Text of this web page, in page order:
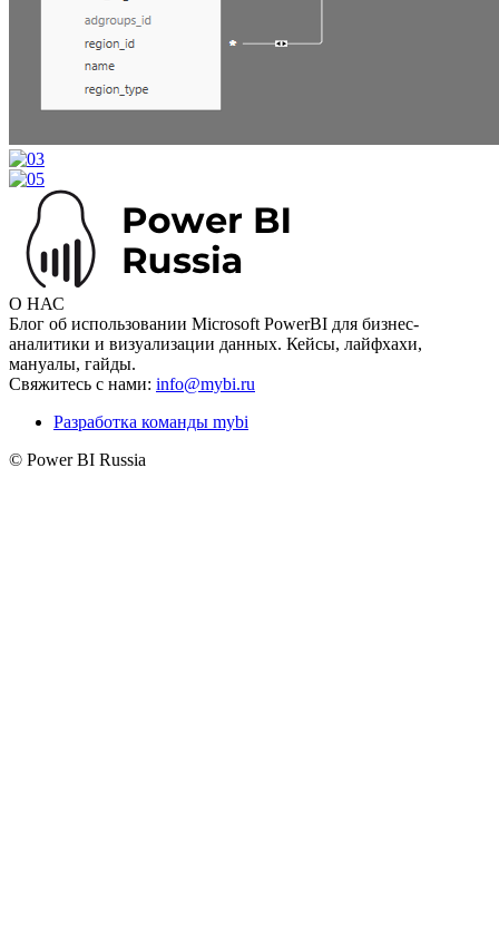
О НАС
Блог об использовании Microsoft PowerBI для бизнес-
аналитики и визуализации данных. Кейсы, лайфхахи,
мануалы, гайды.
Свяжитесь с нами: info@mybi.ru
Разработка команды mybi
© Power BI Russia